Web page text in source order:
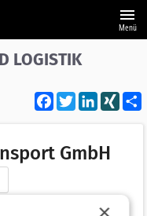
menu
Menü
LOGISTIK
Facebook
Twitter XING
GmbH